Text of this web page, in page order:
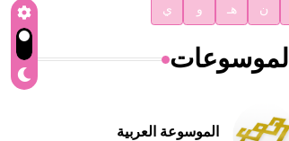
ن هـ و ي
الموسوعات
الموسوعة العربية